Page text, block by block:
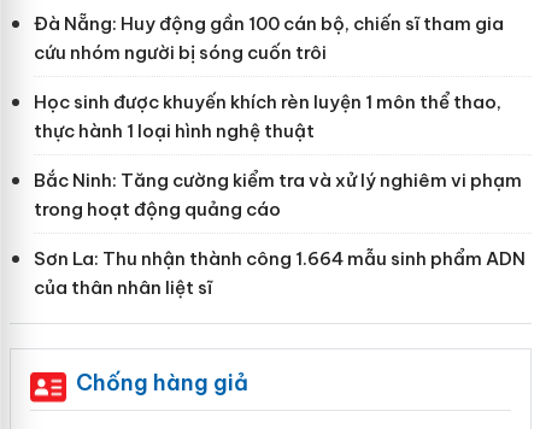
Đà Nẵng: Huy động gần 100 cán bộ, chiến sĩ tham gia
cứu nhóm người bị sóng cuốn trôi
Học sinh được khuyến khích rèn luyện 1 môn thể thao,
thực hành 1 loại hình nghệ thuật
Bắc Ninh: Tăng cường kiểm tra và xử lý nghiêm vi phạm
trong hoạt động quảng cáo
Sơn La: Thu nhận thành công 1.664 mẫu sinh phẩm ADN
của thân nhân liệt sĩ
Chống hàng giả